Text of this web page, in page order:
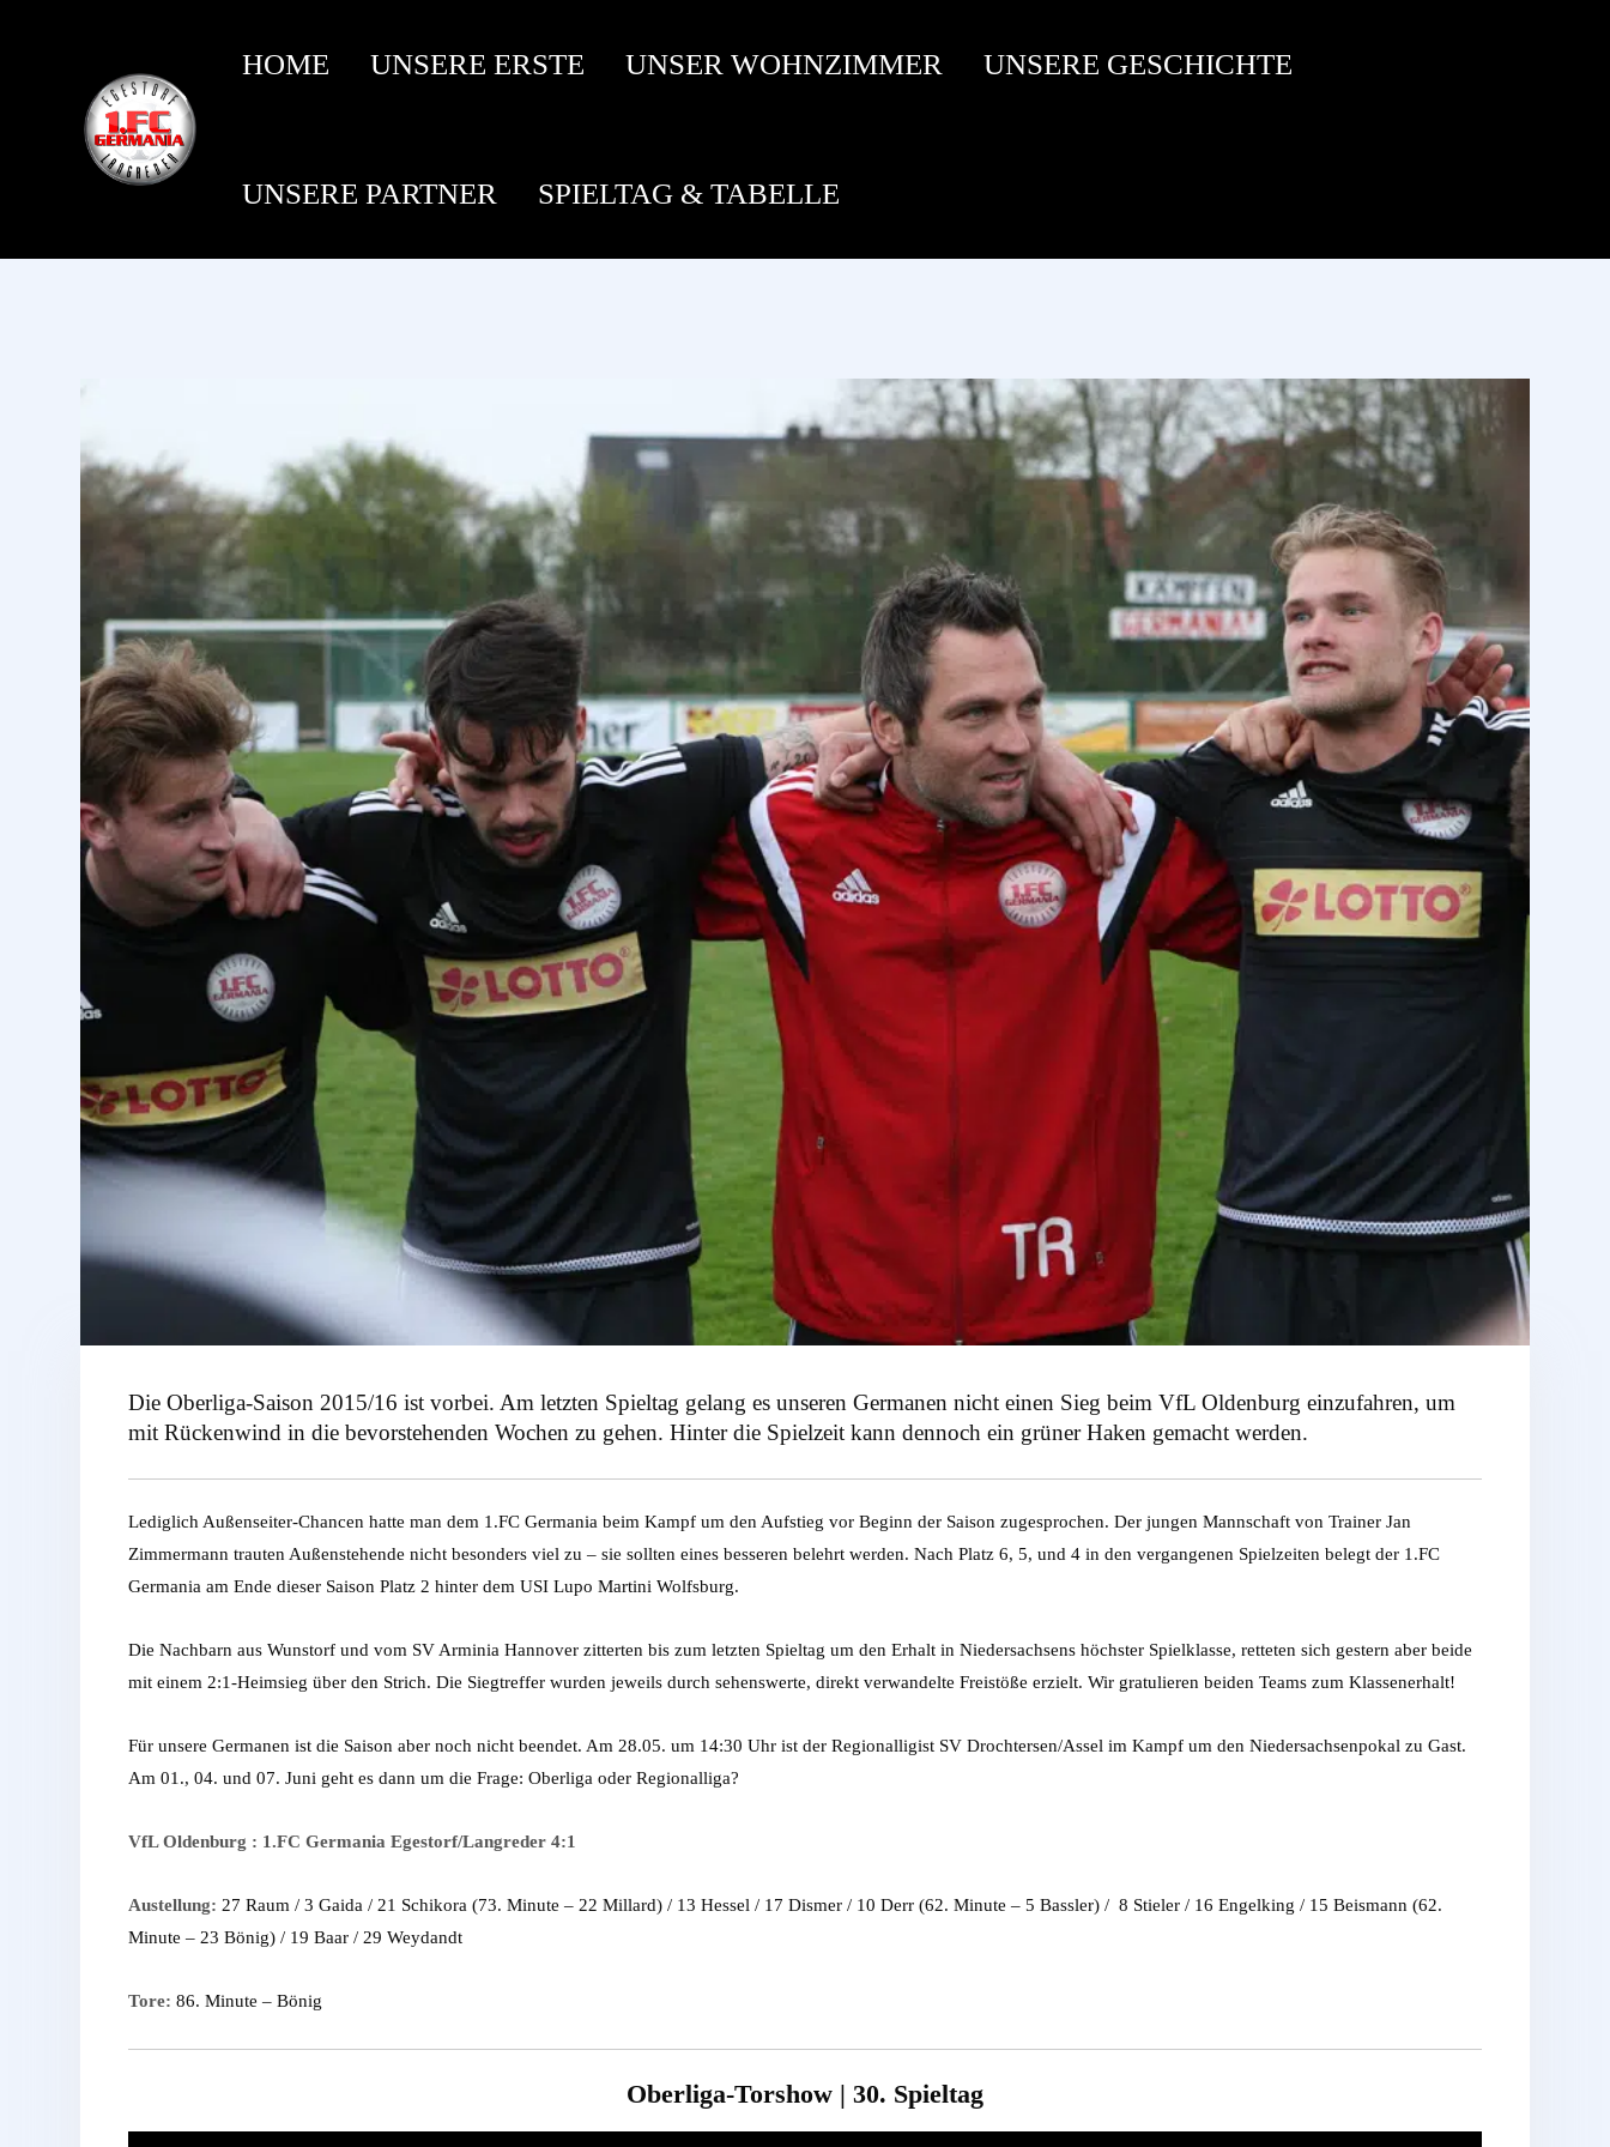
HOME UNSERE ERSTE UNSER WOHNZIMMER UNSERE GESCHICHTE
UNSERE PARTNER SPIELTAG & TABELLE
Die Oberliga-Saison 2015/16 ist vorbei. Am letzten Spieltag gelang es unseren Germanen nicht einen Sieg beim VfL Oldenburg einzufahren, um
mit Rückenwind in die bevorstehenden Wochen zu gehen. Hinter die Spielzeit kann dennoch ein grüner Haken gemacht werden.
Lediglich Außenseiter-Chancen hatte man dem 1.FC Germania beim Kampf um den Aufstieg vor Beginn der Saison zugesprochen. Der jungen Mannschaft von Trainer Jan
Zimmermann trauten Außenstehende nicht besonders viel zu – sie sollten eines besseren belehrt werden. Nach Platz 6, 5, und 4 in den vergangenen Spielzeiten belegt der 1.FC
Germania am Ende dieser Saison Platz 2 hinter dem USI Lupo Martini Wolfsburg.
Die Nachbarn aus Wunstorf und vom SV Arminia Hannover zitterten bis zum letzten Spieltag um den Erhalt in Niedersachsens höchster Spielklasse, retteten sich gestern aber beide
mit einem 2:1-Heimsieg über den Strich. Die Siegtreffer wurden jeweils durch sehenswerte, direkt verwandelte Freistöße erzielt. Wir gratulieren beiden Teams zum Klassenerhalt!
Für unsere Germanen ist die Saison aber noch nicht beendet. Am 28.05. um 14:30 Uhr ist der Regionalligist SV Drochtersen/Assel im Kampf um den Niedersachsenpokal zu Gast.
Am 01., 04. und 07. Juni geht es dann um die Frage: Oberliga oder Regionalliga?
VfL Oldenburg : 1.FC Germania Egestorf/Langreder 4:1
Austellung: 27 Raum / 3 Gaida / 21 Schikora (73. Minute – 22 Millard) / 13 Hessel / 17 Dismer / 10 Derr (62. Minute – 5 Bassler) / 8 Stieler / 16 Engelking / 15 Beismann (62.
Minute – 23 Bönig) / 19 Baar / 29 Weydandt
Tore: 86. Minute – Bönig
Oberliga-Torshow | 30. Spieltag